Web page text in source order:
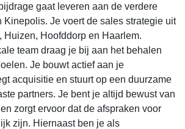
gaat leveren aan de verdere
Kinepolis. Je voert de sales strategie uit
Huizen, Hoofddorp en Haarlem.
team draag je bij aan het behalen
Je bouwt actief aan je
acquisitie en stuurt op een duurzame
partners. Je bent je altijd bewust van
zorgt ervoor dat de afspraken voor
zijn. Hiernaast ben je als